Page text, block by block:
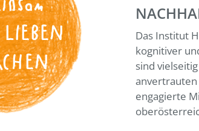
Das Institut
kognitiver
sind
engagierte